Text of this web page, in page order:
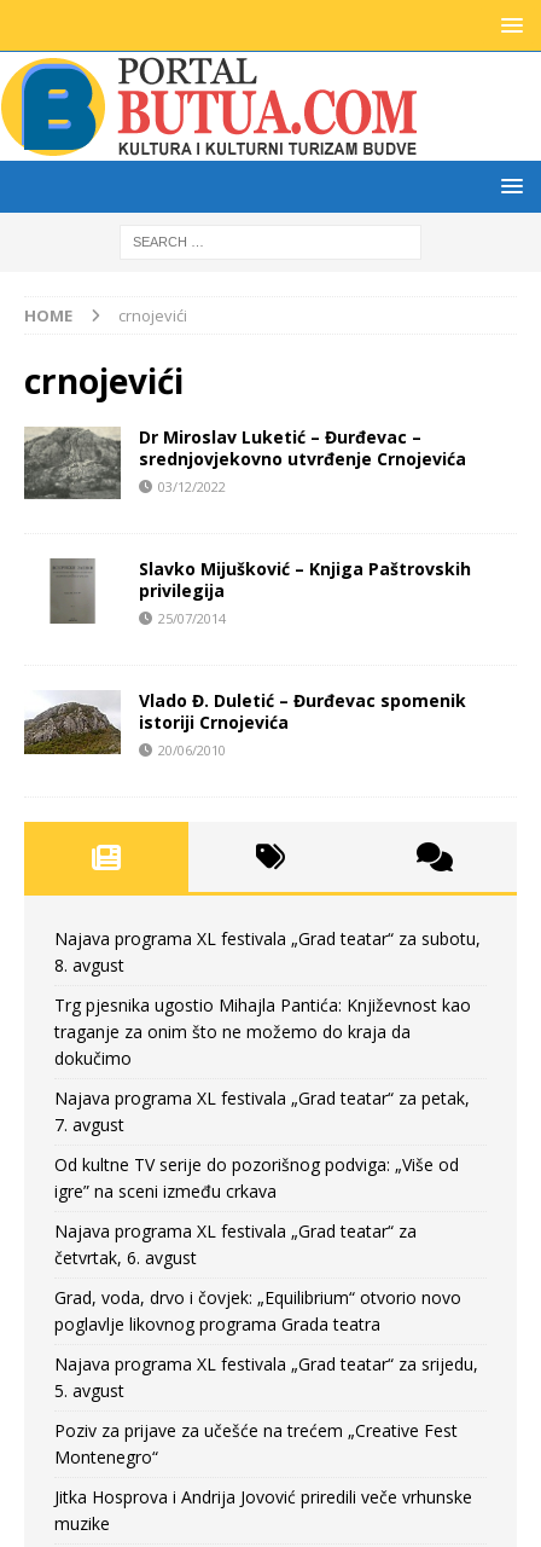
HOME crnojevići
crnojevići
Dr Miroslav Luketić – Đurđevac –
srednjovjekovno utvrđenje Crnojevića
03/12/2022
Slavko Mijušković – Knjiga Paštrovskih
privilegija
25/07/2014
Vlado Đ. Duletić – Đurđevac spomenik
istoriji Crnojevića
20/06/2010
Najava programa XL festivala „Grad teatar“ za subotu,
8. avgust
Trg pjesnika ugostio Mihajla Pantića: Književnost kao
traganje za onim što ne možemo do kraja da
dokučimo
Najava programa XL festivala „Grad teatar“ za petak,
7. avgust
Od kultne TV serije do pozorišnog podviga: „Više od
igre” na sceni između crkava
Najava programa XL festivala „Grad teatar“ za
četvrtak, 6. avgust
Grad, voda, drvo i čovjek: „Equilibrium“ otvorio novo
poglavlje likovnog programa Grada teatra
Najava programa XL festivala „Grad teatar“ za srijedu,
5. avgust
Poziv za prijave za učešće na trećem „Creative Fest
Montenegro“
Jitka Hosprova i Andrija Jovović priredili veče vrhunske
muzike